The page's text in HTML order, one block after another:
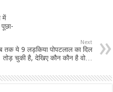
में
Next
तक ये 9 लड़किया पोपटलाल का दिल
तोड़ चुकी है, देखिए कौन कौन है वो…